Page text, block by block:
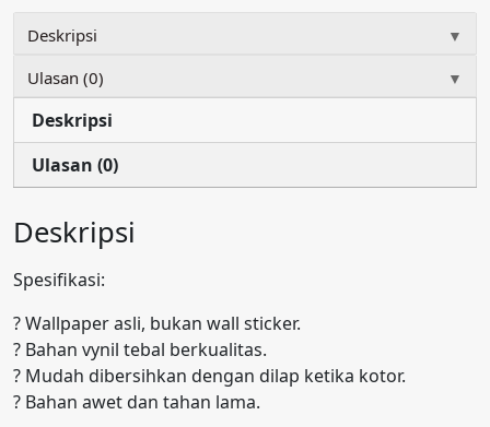
Deskripsi
▼
Ulasan (0)
▼
Deskripsi
Ulasan (0)
Deskripsi
Spesifikasi:
? Wallpaper asli, bukan wall sticker.
? Bahan vynil tebal berkualitas.
? Mudah dibersihkan dengan dilap ketika kotor.
? Bahan awet dan tahan lama.